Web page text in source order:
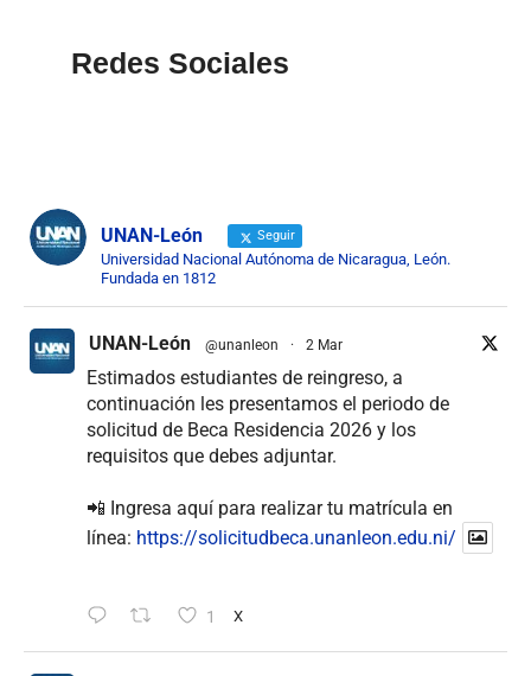
Redes Sociales
UNAN-León Seguir
Universidad Nacional Autónoma de Nicaragua, León.
Fundada en 1812
UNAN-León @unanleon · 2 Mar
Estimados estudiantes de reingreso, a
continuación les presentamos el periodo de
solicitud de Beca Residencia 2026 y los
requisitos que debes adjuntar.
📲 Ingresa aquí para realizar tu matrícula en
línea: https://solicitudbeca.unanleon.edu.ni/
1 X